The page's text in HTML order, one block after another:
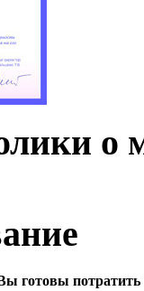
о
готовы потратить